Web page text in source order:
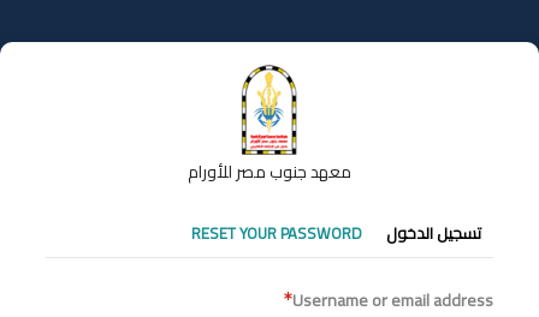
إلى
المحتوى
معهد جنوب مصر للأورام
التبويبات
الأساسية
تسجيل الدخول RESET YOUR PASSWORD
Username or email address